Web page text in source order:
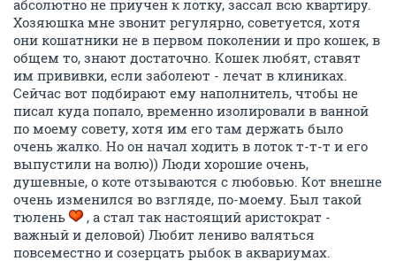
абсолютно не приучен к лотку, зассал всю квартиру.
Хозяюшка мне звонит регулярно, советуется, хотя
они кошатники не в первом поколении и про кошек, в
общем то, знают достаточно. Кошек любят, ставят
им прививки, если заболеют - лечат в клиниках.
Сейчас вот подбирают ему наполнитель, чтобы не
писал куда попало, временно изолировали в ванной
по моему совету, хотя им его там держать было
очень жалко. Но он начал ходить в лоток т-т-т и его
выпустили на волю)) Люди хорошие очень,
душевные, о коте отзываются с любовью. Кот внешне
очень изменился во взгляде, по-моему. Был такой
тюлень
, а стал так настоящий аристократ -
важный и деловой) Любит лениво валяться
повсеместно и созерцать рыбок в аквариумах.